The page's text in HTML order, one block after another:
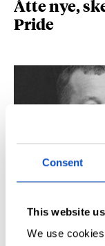
Consent
This website
We use
Åtte nye,
Pride
SÅ DU NRK-
Didrik M.